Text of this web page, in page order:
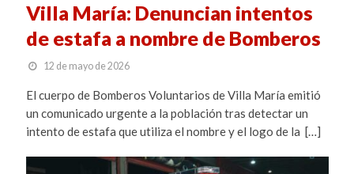
Villa María: Denuncian intentos
de estafa a nombre de Bomberos
12 de mayo de 2026
El cuerpo de Bomberos Voluntarios de Villa María emitió
un comunicado urgente a la población tras detectar un
intento de estafa que utiliza el nombre y el logo de la […]